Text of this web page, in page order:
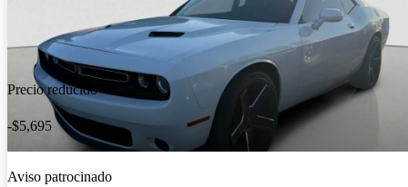
Precio reducido
-$5,695
Aviso patrocinado